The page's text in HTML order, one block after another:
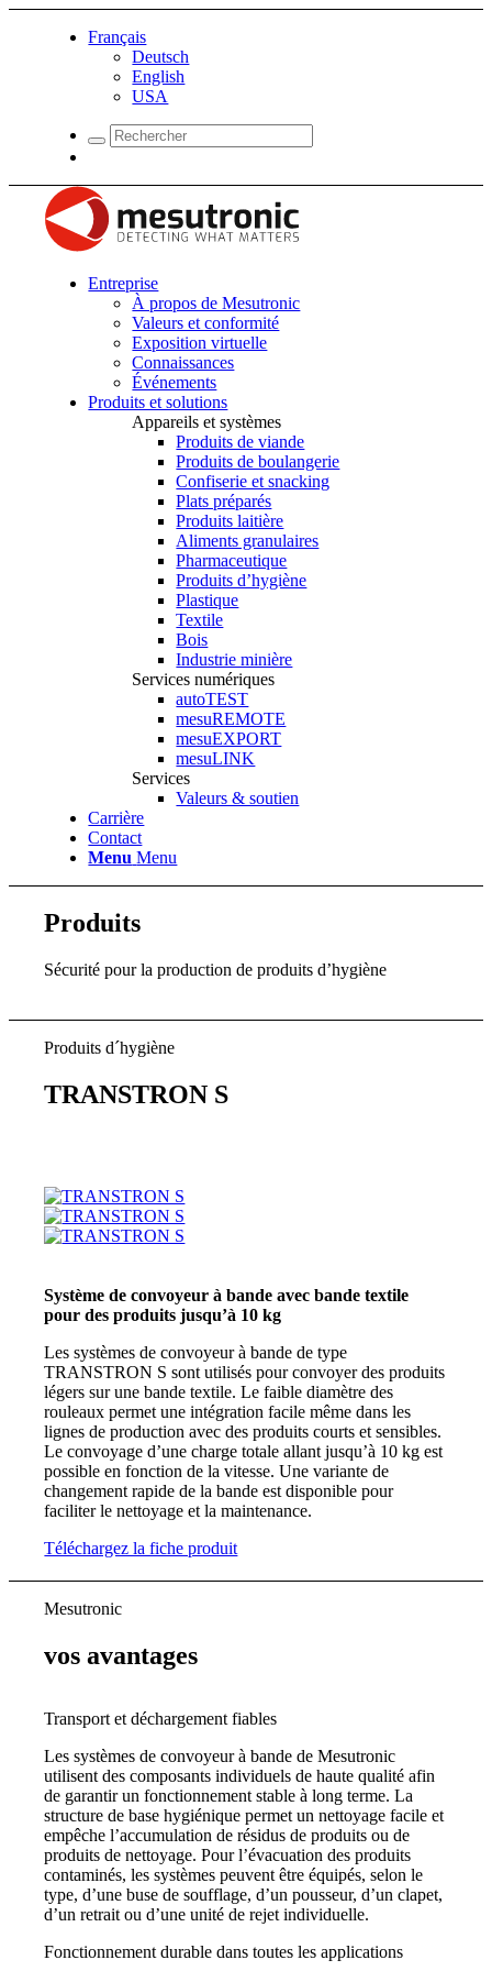
Français
Deutsch
English
USA
Entreprise
À propos de Mesutronic
Valeurs et conformité
Exposition virtuelle
Connaissances
Événements
Produits et solutions
Appareils et systèmes
Produits de viande
Produits de boulangerie
Confiserie et snacking
Plats préparés
Produits laitière
Aliments granulaires
Pharmaceutique
Produits d’hygiène
Plastique
Textile
Bois
Industrie minière
Services numériques
autoTEST
mesuREMOTE
mesuEXPORT
mesuLINK
Services
Valeurs & soutien
Carrière
Contact
Menu Menu
Produits
Sécurité pour la production de produits d’hygiène
Produits d´hygiène
TRANSTRON S
Système de convoyeur à bande avec bande textile
pour des produits jusqu’à 10 kg
Les systèmes de convoyeur à bande de type
TRANSTRON S sont utilisés pour convoyer des produits
légers sur une bande textile. Le faible diamètre des
rouleaux permet une intégration facile même dans les
lignes de production avec des produits courts et sensibles.
Le convoyage d’une charge totale allant jusqu’à 10 kg est
possible en fonction de la vitesse. Une variante de
changement rapide de la bande est disponible pour
faciliter le nettoyage et la maintenance.
Téléchargez la fiche produit
Mesutronic
vos avantages
Transport et déchargement fiables
Les systèmes de convoyeur à bande de Mesutronic
utilisent des composants individuels de haute qualité afin
de garantir un fonctionnement stable à long terme. La
structure de base hygiénique permet un nettoyage facile et
empêche l’accumulation de résidus de produits ou de
produits de nettoyage. Pour l’évacuation des produits
contaminés, les systèmes peuvent être équipés, selon le
type, d’une buse de soufflage, d’un pousseur, d’un clapet,
d’un retrait ou d’une unité de rejet individuelle.
Fonctionnement durable dans toutes les applications